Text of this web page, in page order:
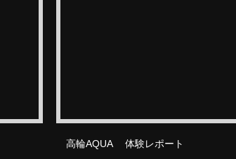
高輪AQUA 体験レポート